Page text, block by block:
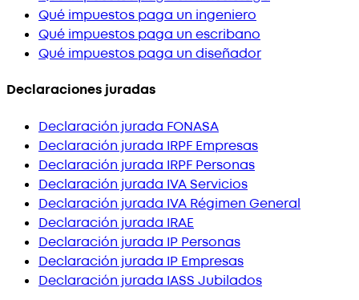
Qué impuestos paga un ingeniero
Qué impuestos paga un escribano
Qué impuestos paga un diseñador
Declaraciones juradas
Declaración jurada FONASA
Declaración jurada IRPF Empresas
Declaración jurada IRPF Personas
Declaración jurada IVA Servicios
Declaración jurada IVA Régimen General
Declaración jurada IRAE
Declaración jurada IP Personas
Declaración jurada IP Empresas
Declaración jurada IASS Jubilados